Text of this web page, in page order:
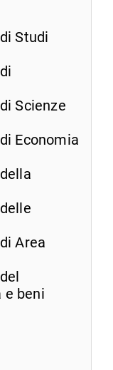
Studi
Scienze
Economia
Area
e beni